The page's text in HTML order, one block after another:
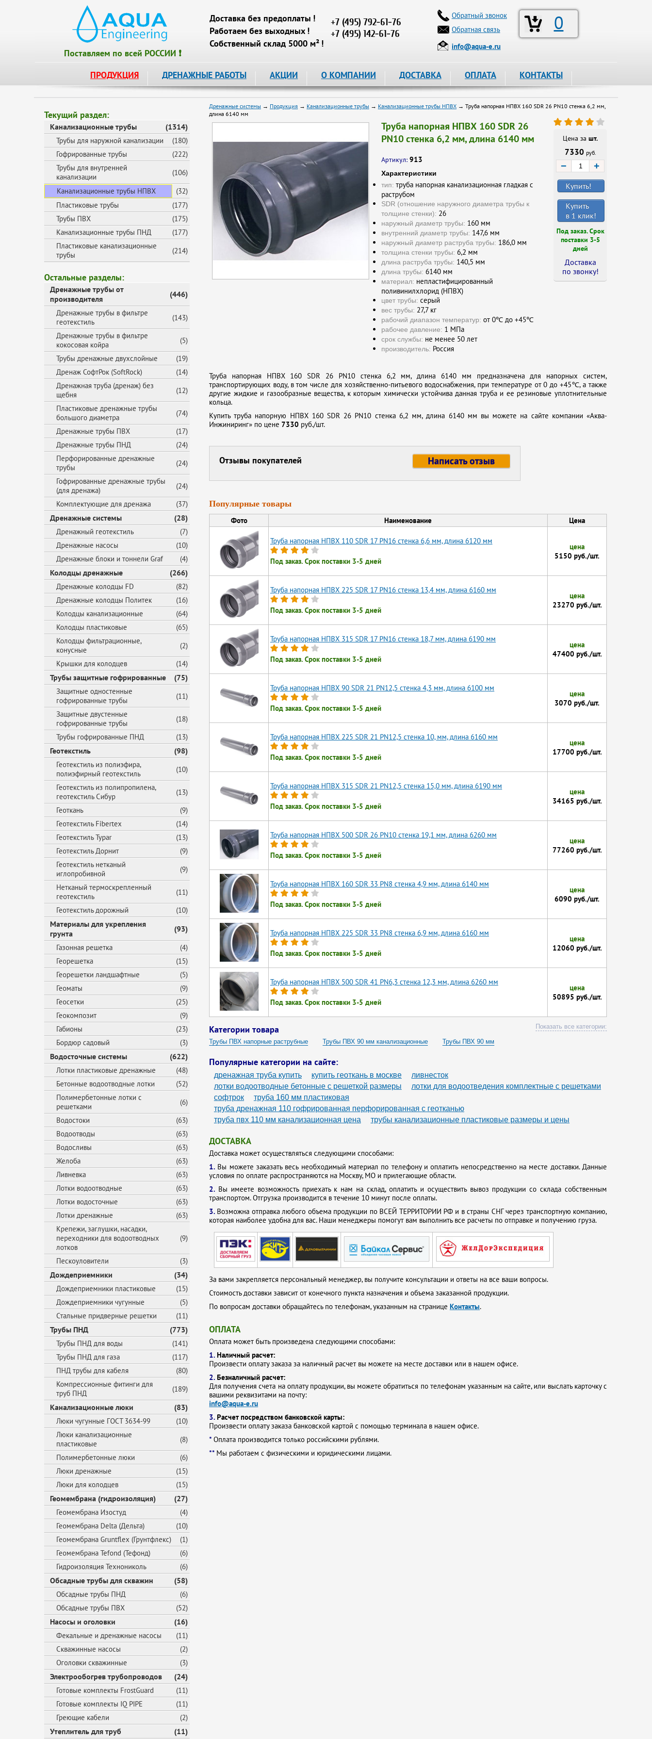
Поставляем по всей РОССИИ ❗
Доставка без предоплаты !
Работаем без выходных !
Собственный склад 5000 м² !
+7 (495) 792-61-76
+7 (495) 142-61-76
0
Обратный звонок
Обратная связь
info@aqua-e.ru
ПРОДУКЦИЯ ДРЕНАЖНЫЕ РАБОТЫ АКЦИИ О КОМПАНИИ ДОСТАВКА ОПЛАТА КОНТАКТЫ
Текущий раздел:
Канализационные трубы (1314)
Трубы для наружной канализации
(180)
Гофрированные трубы
(222)
Трубы для внутренней
канализации
(106)
Канализационные трубы НПВХ
(32)
Пластиковые трубы
(177)
Трубы ПВХ
(175)
Канализационные трубы ПНД
(177)
Пластиковые канализационные
трубы
(214)
Остальные разделы:
Дренажные трубы от
производителя
(446)
Дренажные трубы в фильтре
геотекстиль
(143)
Дренажные трубы в фильтре
кокосовая койра
(5)
Трубы дренажные двухслойные
(19)
Дренаж СофтРок (SoftRock)
(14)
Дренажная труба (дренаж) без
щебня
(12)
Пластиковые дренажные трубы
большого диаметра
(74)
Дренажные трубы ПВХ
(17)
Дренажные трубы ПНД
(24)
Перфорированные дренажные
трубы
(24)
Гофрированные дренажные трубы
(для дренажа)
(24)
Комплектующие для дренажа
(37)
Дренажные системы (28)
Дренажный геотекстиль
(7)
Дренажные насосы
(10)
Дренажные блоки и тоннели Graf
(4)
Колодцы дренажные (266)
Дренажные колодцы FD
(82)
Дренажные колодцы Политек
(16)
Колодцы канализационные
(64)
Колодцы пластиковые
(65)
Колодцы фильтрационные,
конусные
(2)
Крышки для колодцев
(14)
Трубы защитные гофрированные (75)
Защитные одностенные
гофрированные трубы
(11)
Защитные двустенные
гофрированные трубы
(18)
Трубы гофрированные ПНД
(13)
Геотекстиль (98)
Геотекстиль из полиэфира,
полиэфирный геотекстиль
(10)
Геотекстиль из полипропилена,
геотекстиль Сибур
(13)
Геоткань
(9)
Геотекстиль Fibertex
(14)
Геотекстиль Typar
(13)
Геотекстиль Дорнит
(9)
Геотекстиль нетканый
иглопробивной
(9)
Нетканый термоскрепленный
геотекстиль
(11)
Геотекстиль дорожный
(10)
Материалы для укрепления
грунта
(93)
Газонная решетка
(4)
Георешетка
(15)
Георешетки ландшафтные
(5)
Геоматы
(9)
Геосетки
(25)
Геокомпозит
(9)
Габионы
(23)
Бордюр садовый
(3)
Водосточные системы (622)
Лотки пластиковые дренажные
(48)
Бетонные водоотводные лотки
(52)
Полимербетонные лотки с
решетками
(6)
Водостоки
(63)
Водоотводы
(63)
Водосливы
(63)
Желоба
(63)
Ливневка
(63)
Лотки водоотводные
(63)
Лотки водосточные
(63)
Лотки дренажные
(63)
Крепежи, заглушки, насадки,
переходники для водоотводных
лотков
(9)
Пескоуловители (3)
Дождеприемники (34)
Дождеприемники пластиковые
(15)
Дождеприемники чугунные
(5)
Стальные придверные решетки
(11)
Трубы ПНД (773)
Трубы ПНД для воды
(141)
Трубы ПНД для газа
(117)
ПНД трубы для кабеля
(80)
Компрессионные фитинги для
труб ПНД
(189)
Канализационные люки (83)
Люки чугунные ГОСТ 3634-99
(10)
Люки канализационные
пластиковые
(8)
Полимербетонные люки
(6)
Люки дренажные
(15)
Люки для колодцев
(15)
Геомембрана (гидроизоляция) (27)
Геомембрана Изостуд
(4)
Геомембрана Delta (Дельта)
(10)
Геомембрана Gruntflex (Грунтфлекс)
(1)
Геомембрана Tefond (Тефонд)
(6)
Гидроизоляция Технониколь
(6)
Обсадные трубы для скважин (58)
Обсадные трубы ПНД
(6)
Обсадные трубы ПВХ
(52)
Насосы и оголовки (16)
Фекальные и дренажные насосы
(11)
Скважинные насосы
(2)
Оголовки скважинные
(3)
Электрообогрев трубопроводов (24)
Готовые комплекты FrostGuard
(11)
Готовые комплекты IQ PIPE
(11)
Греющие кабели
(2)
Утеплитель для труб (11)
Дренажные системы → Продукция → Канализационные трубы → Канализационные трубы НПВХ → Труба напорная НПВХ 160 SDR 26 PN10 стенка 6,2 мм,
длина 6140 мм
Труба напорная НПВХ 160 SDR 26
PN10 стенка 6,2 мм, длина 6140 мм
Артикул: 913
Характеристики
тип: труба напорная канализационная гладкая с
раструбом
SDR (отношение наружного диаметра трубы к
толщине стенки): 26
наружный диаметр трубы: 160 мм
внутренний диаметр трубы: 147,6 мм
наружный диаметр раструба трубы: 186,0 мм
толщина стенки трубы: 6,2 мм
длина раструба трубы: 140,5 мм
длина трубы: 6140 мм
материал: непластифицированный
поливинилхлорид (НПВХ)
цвет трубы: серый
вес трубы: 27,7 кг
рабочий диапазон температур: от 0℃ до +45℃
рабочее давление: 1 МПа
срок службы: не менее 50 лет
производитель: Россия
Цена за шт.
7330 руб.
− +
Купить!
Купить
в 1 клик!
Под заказ. Срок
поставки 3-5
дней
Доставка
по звонку !
Труба напорная НПВХ 160 SDR 26 PN10 стенка 6,2 мм, длина 6140 мм предназначена для напорных систем,
транспортирующих воду, в том числе для хозяйственно-питьевого водоснабжения, при температуре от 0 до +45℃, а также
другие жидкие и газообразные вещества, к которым химически устойчива данная труба и ее резиновые уплотнительные
кольца.
Купить труба напорную НПВХ 160 SDR 26 PN10 стенка 6,2 мм, длина 6140 мм вы можете на сайте компании «Аква-
Инжиниринг» по цене 7330 руб./шт.
Отзывы покупателей Написать отзыв
Популярные товары
Фото Наименование Цена
Труба напорная НПВХ 110 SDR 17 PN16 стенка 6,6 мм, длина 6120 мм
Под заказ. Срок поставки 3-5 дней
цена
5150 руб./шт.
Труба напорная НПВХ 225 SDR 17 PN16 стенка 13,4 мм, длина 6160 мм
Под заказ. Срок поставки 3-5 дней
цена
23270 руб./шт.
Труба напорная НПВХ 315 SDR 17 PN16 стенка 18,7 мм, длина 6190 мм
Под заказ. Срок поставки 3-5 дней
цена
47400 руб./шт.
Труба напорная НПВХ 90 SDR 21 PN12,5 стенка 4,3 мм, длина 6100 мм
Под заказ. Срок поставки 3-5 дней
цена
3070 руб./шт.
Труба напорная НПВХ 225 SDR 21 PN12,5 стенка 10, мм, длина 6160 мм
Под заказ. Срок поставки 3-5 дней
цена
17700 руб./шт.
Труба напорная НПВХ 315 SDR 21 PN12,5 стенка 15,0 мм, длина 6190 мм
Под заказ. Срок поставки 3-5 дней
цена
34165 руб./шт.
Труба напорная НПВХ 500 SDR 26 PN10 стенка 19,1 мм, длина 6260 мм
Под заказ. Срок поставки 3-5 дней
цена
77260 руб./шт.
Труба напорная НПВХ 160 SDR 33 PN8 стенка 4,9 мм, длина 6140 мм
Под заказ. Срок поставки 3-5 дней
цена
6090 руб./шт.
Труба напорная НПВХ 225 SDR 33 PN8 стенка 6,9 мм, длина 6160 мм
Под заказ. Срок поставки 3-5 дней
цена
12060 руб./шт.
Труба напорная НПВХ 500 SDR 41 PN6,3 стенка 12,3 мм, длина 6260 мм
Под заказ. Срок поставки 3-5 дней
цена
50895 руб./шт.
Категории товара Показать все категории:
Трубы ПВХ напорные раструбные Трубы ПВХ 90 мм канализационные
Трубы ПВХ 90 мм
Трубы 90 мм пластиковые канализационные
Трубы 90 канализации
НПВХ 110
Напорные канализационные трубы ПВХ
Напорные канализационные трубы
Канализации 90 мм
Популярные категории на сайте:
дренажная труба купить купить геоткань в москве
ливнесток
лотки водоотводные бетонные с решеткой размеры
лотки для водоотведения комплектные с решетками
софтрок
труба 160 мм пластиковая
труба дренажная 110 гофрированная перфорированная с геотканью
труба пвх 110 мм канализационная цена
трубы канализационные пластиковые размеры и цены
ДОСТАВКА
Доставка может осуществляться следующими способами:
1. Вы можете заказать весь необходимый материал по телефону и оплатить непосредственно на месте доставки. Данные
условия по оплате распространяются на Москву, МО и прилегающие области.
2. Вы имеете возможность приехать к нам на склад, оплатить и осуществить вывоз продукции со склада собственным
транспортом. Отгрузка производится в течение 10 минут после оплаты.
3. Возможна отправка любого объема продукции по ВСЕЙ ТЕРРИТОРИИ РФ и в страны СНГ через транспортную компанию,
которая наиболее удобна для вас. Наши менеджеры помогут вам выполнить все расчеты по отправке и получению груза.
За вами закрепляется персональный менеджер, вы получите консультации и ответы на все ваши вопросы.
Стоимость доставки зависит от конечного пункта назначения и объема заказанной продукции.
По вопросам доставки обращайтесь по телефонам, указанным на странице Контакты.
ОПЛАТА
Оплата может быть произведена следующими способами:
1. Наличный расчет:
Произвести оплату заказа за наличный расчет вы можете на месте доставки или в нашем офисе.
2. Безналичный расчет:
Для получения счета на оплату продукции, вы можете обратиться по телефонам указанным на сайте, или выслать карточку с
вашими реквизитами на почту:
info@aqua-e.ru
3. Расчет посредством банковской карты:
Произвести оплату заказа банковской картой с помощью терминала в нашем офисе.
* Оплата производится только российскими рублями.
** Мы работаем с физическими и юридическими лицами.